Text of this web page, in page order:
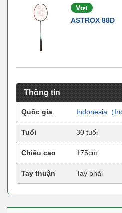
Vợt
ASTROX 88D
Thông tin
Quốc gia Indonesia（
Tuổi 30 tuổi
Chiều cao 175cm
Tay thuận Tay phải